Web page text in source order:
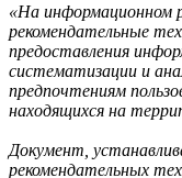
«На информационном
рекомендательные
предоставления
систематизации и
предпочтениям
находящихся на
Документ,
рекомендательных